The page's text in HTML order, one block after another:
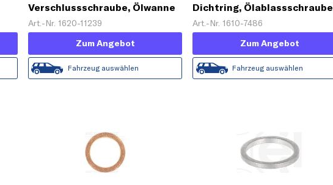
Verschlussschraube, Ölwanne
Art.-Nr. 1620-11239
Zum Angebot
Fahrzeug auswählen
Dichtring, Ölablassschraube
Art.-Nr. 1610-7486
Zum Angebot
Fahrzeug auswählen